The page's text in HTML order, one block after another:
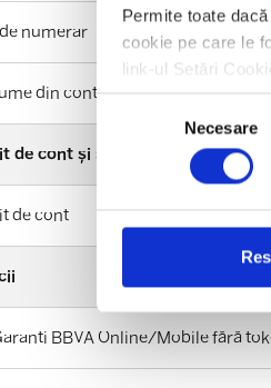
Permite toate
cookie pe care le
link-ul Setări
consimțământului
Necesare
numerar
din contul deschis la alt
de cont și servicii conexe
de cont
BBVA Online/Mobile fără